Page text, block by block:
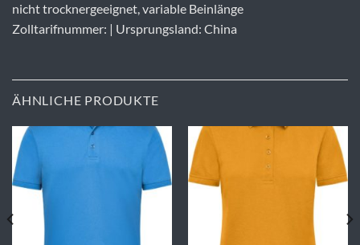
nicht trocknergeeignet, variable Beinlänge
Zolltarifnummer: | Ursprungsland: China
ÄHNLICHE PRODUKTE